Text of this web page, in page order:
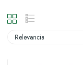
Relevancia